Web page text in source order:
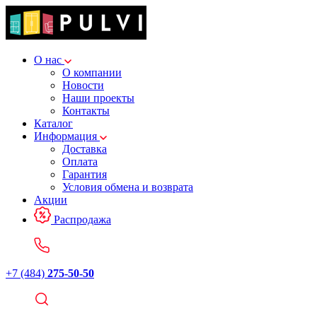
О нас
О компании
Новости
Наши проекты
Контакты
Каталог
Информация
Доставка
Оплата
Гарантия
Условия обмена и возврата
Акции
Распродажа
+7 (484) 275-50-50